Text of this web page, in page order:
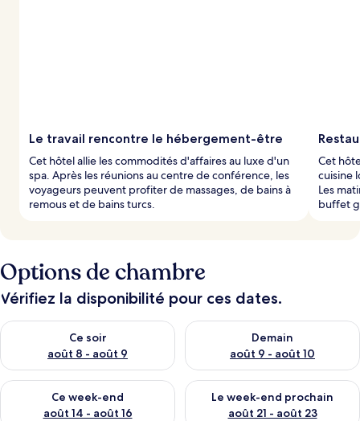
Le travail rencontre le hébergement-être
Cet hôtel allie les commodités d'affaires au luxe d'un
spa. Après les réunions au centre de conférence, les
voyageurs peuvent profiter de massages, de bains à
remous et de bains turcs.
Cet
cuisine
Les
buffet
Options de chambre
Vérifiez la disponibilité pour ces dates.
Ce soir
août 8 - août 9
Vérifier la disponibilité pour ce soir août 8 - août 9
Demain
août 9 - août 10
Vérifier la disponibilité pour
Ce week-end
août 14 - août 16
Vérifier la disponibilité pour ce week-end août 14 - août 16
Le week-end prochain
août 21 - août 23
Vérifier la disponibilité pour